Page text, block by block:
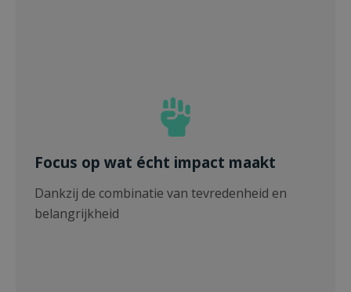
Focus op wat écht impact maakt
Dankzij de combinatie van tevredenheid en
belangrijkheid